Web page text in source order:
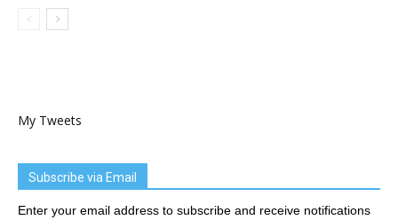
My Tweets
Subscribe via Email
Enter your email address to subscribe and receive notifications